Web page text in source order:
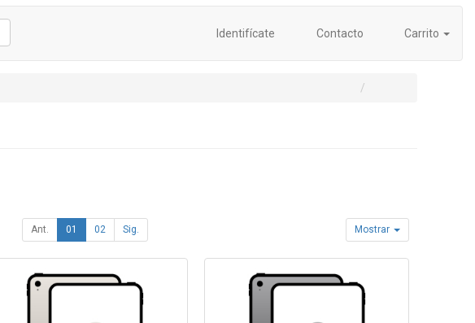
Identifícate Contacto Carrito
Ant. 01 02 Sig. Mostrar